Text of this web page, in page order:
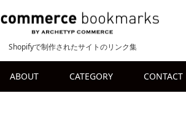
Shopifyで制作されたサイトのリンク集
ABOUT CATEGORY CONTACT